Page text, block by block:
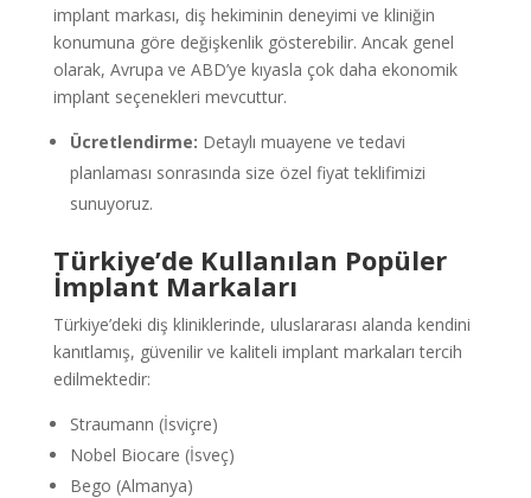
implant markası, diş hekiminin deneyimi ve kliniğin
konumuna göre değişkenlik gösterebilir. Ancak genel
olarak, Avrupa ve ABD’ye kıyasla çok daha ekonomik
implant seçenekleri mevcuttur.
Ücretlendirme: Detaylı muayene ve tedavi
planlaması sonrasında size özel fiyat teklifimizi
sunuyoruz.
Türkiye’de Kullanılan Popüler
İmplant Markaları
Türkiye’deki diş kliniklerinde, uluslararası alanda kendini
kanıtlamış, güvenilir ve kaliteli implant markaları tercih
edilmektedir:
Straumann (İsviçre)
Nobel Biocare (İsveç)
Bego (Almanya)